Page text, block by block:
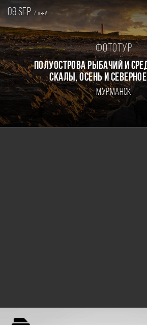
09 sep. 7дней
Фототур
Полуострова Рыбачий и
скалы, осень и
Мурманск